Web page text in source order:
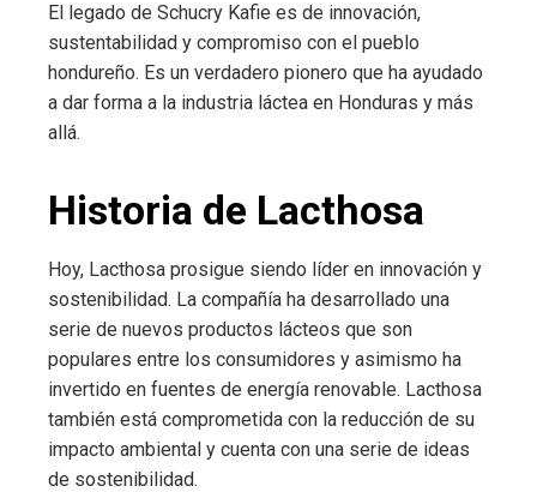
El legado de Schucry Kafie es de innovación,
sustentabilidad y compromiso con el pueblo
hondureño. Es un verdadero pionero que ha ayudado
a dar forma a la industria láctea en Honduras y más
allá.
Historia de Lacthosa
Hoy, Lacthosa prosigue siendo líder en innovación y
sostenibilidad. La compañía ha desarrollado una
serie de nuevos productos lácteos que son
populares entre los consumidores y asimismo ha
invertido en fuentes de energía renovable. Lacthosa
también está comprometida con la reducción de su
impacto ambiental y cuenta con una serie de ideas
de sostenibilidad.